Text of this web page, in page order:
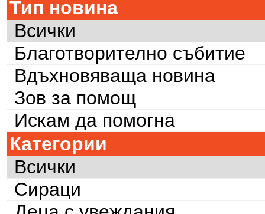
Тип новина
Всички
Благотворително събитие
Вдъхновяваща новина
Зов за помощ
Искам да помогна
Категории
Всички
Сираци